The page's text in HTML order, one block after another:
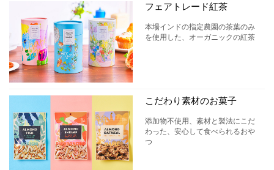
フェアトレード紅茶
本場インドの指定農園の茶葉のみ
を使用した、オーガニックの紅茶
こだわり素材のお菓子
添加物不使用、素材と製法にこだ
わった、安心して食べられるおや
つ